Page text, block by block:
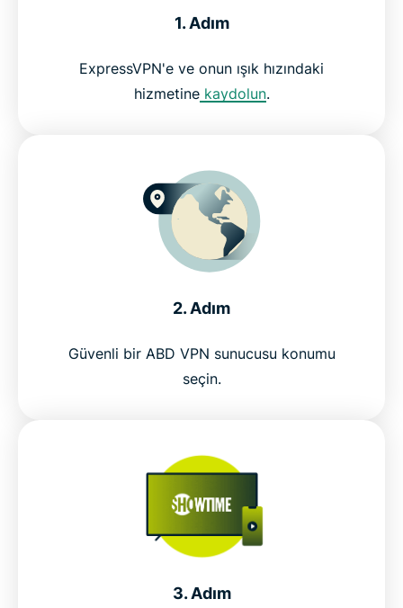
Neden ExpressVPN kullanmalısınız?
1. Adım
ExpressVPN'e ve onun ışık hızındaki
hizmetinekaydolun.
2. Adım
Güvenli bir ABD VPN sunucusu konumu
seçin.
3. Adım